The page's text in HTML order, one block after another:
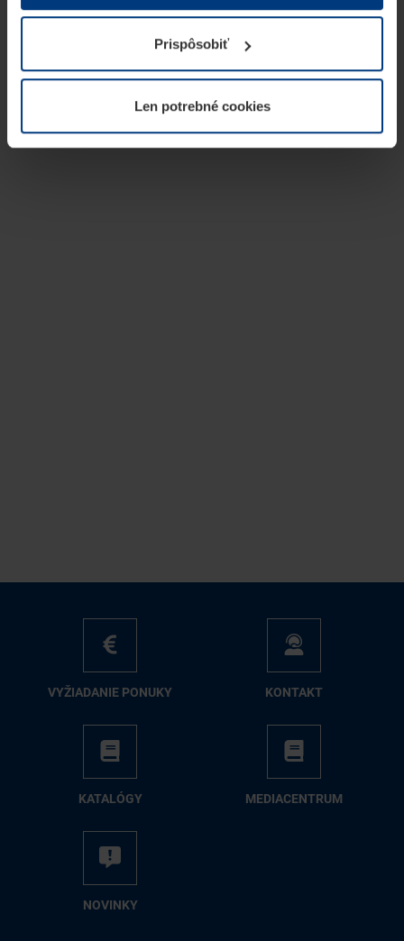
prevádzku tejto stránky. Pre všetky ostatné typy cookie
potrebujeme Vaše povolenie. Vaše povolenie môžete
kedykoľvek zmeniť alebo odvolať vo vysvetlení cookie
našej webovej stránky.
Prispôsobiť
Len potrebné cookies
VY­ŽIA­DA­NIE PO­NU­KY KON­TAKT
KA­TA­LÓ­GY ME­DIA­CEN­TRUM
NO­VIN­KY